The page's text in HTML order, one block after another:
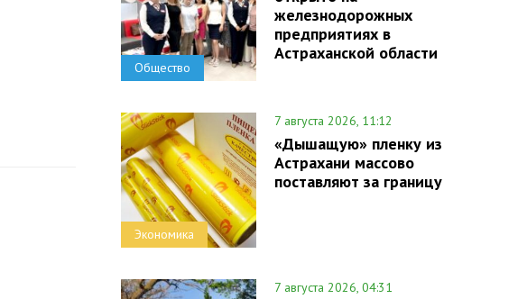
Общество
железнодорожных
предприятиях в
Астраханской области
Экономика
7 августа 2026, 11:12
«Дышащую» пленку из
Астрахани массово
поставляют за границу
7 августа 2026, 04:31